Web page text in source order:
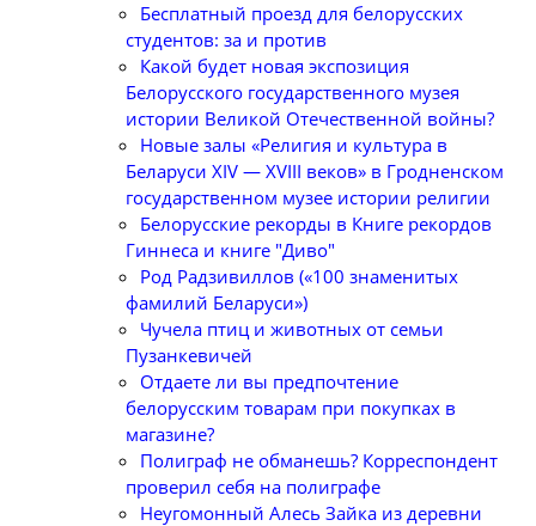
Бесплатный проезд для белорусских
студентов: за и против
Какой будет новая экспозиция
Белорусского государственного музея
истории Великой Отечественной войны?
Новые залы «Религия и культура в
Беларуси XIV — XVIII веков» в Гродненском
государственном музее истории религии
Белорусские рекорды в Книге рекордов
Гиннеса и книге "Диво"
Род Радзивиллов («100 знаменитых
фамилий Беларуси»)
Чучела птиц и животных от семьи
Пузанкевичей
Отдаете ли вы предпочтение
белорусским товарам при покупках в
магазине?
Полиграф не обманешь? Корреспондент
проверил себя на полиграфе
Неугомонный Алесь Зайка из деревни